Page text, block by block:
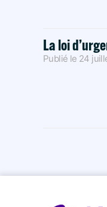
La loi
Publié le 24